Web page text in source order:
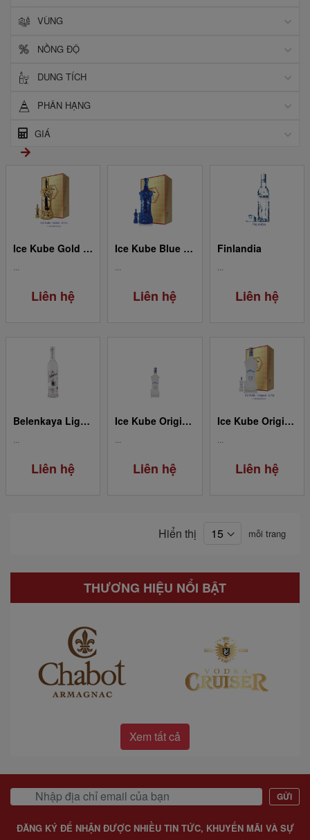
VÙNG
NỒNG ĐỘ
DUNG TÍCH
PHÂN HẠNG
GIÁ
Ice Kube Gold 0.75L
...
Liên hệ
Ice Kube Blue 0.75L
...
Liên hệ
Finlandia
...
Liên hệ
Belenkaya Light Vodka 0.5L
Liên hệ
Ice Kube Original 0.05L
Liên hệ
Ice Kube Original 0.75L
Liên hệ
Hiển thị mỗi trang
THƯƠNG HIỆU NỔI BẬT
Xem tất cả
GỬI
ĐĂNG KÝ ĐỂ NHẬN ĐƯỢC NHIỀU TIN TỨC, KHUYẾN MÃI VÀ SỰ